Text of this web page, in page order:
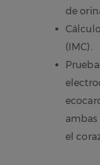
de
(IMC).
ambas
el